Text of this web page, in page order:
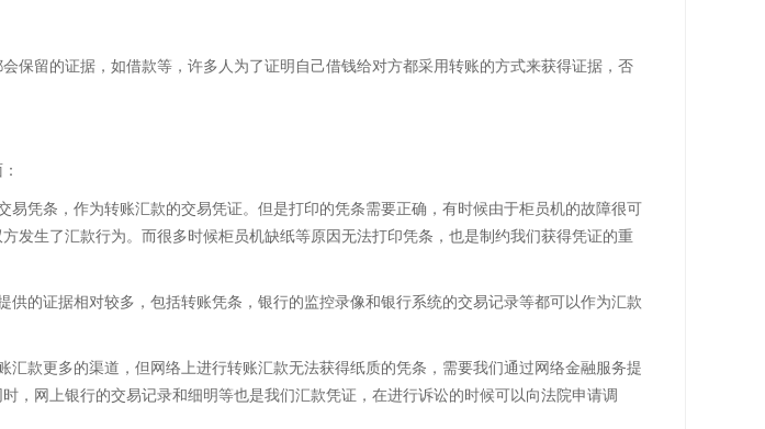
保留的证据，如借款等，许多人为了证明自己借钱给对方都采用转账的方式来获得证据，否
易凭条，作为转账汇款的交易凭证。但是打印的凭条需要正确，有时候由于柜员机的故障很可
发生了汇款行为。而很多时候柜员机缺纸等原因无法打印凭条，也是制约我们获得凭证的重
供的证据相对较多，包括转账凭条，银行的监控录像和银行系统的交易记录等都可以作为汇款
汇款更多的渠道，但网络上进行转账汇款无法获得纸质的凭条，需要我们通过网络金融服务提
，网上银行的交易记录和细明等也是我们汇款凭证，在进行诉讼的时候可以向法院申请调